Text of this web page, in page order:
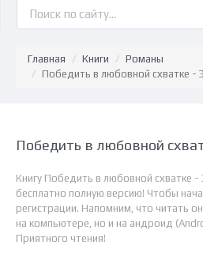
Главная Книги
Романы
Победить в любовной схватке -
Победить в любовной
Книгу Победить в любовной схватке
бесплатно полную версию! Чтобы
регистрации. Напомним, что читать
на компьютере, но и на андроид
Приятного чтения!